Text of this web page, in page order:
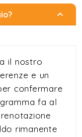
il nostro
e un
confermare
fa al
rimanente